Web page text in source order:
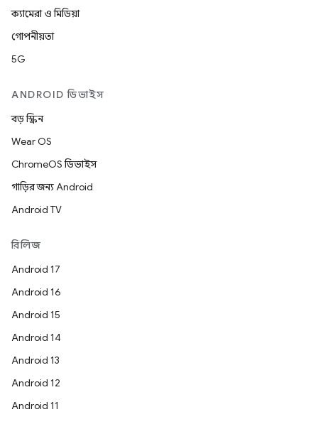
ক্যামেরা ও মিডিয়া
গোপনীয়তা
5G
ANDROID ডিভাইস
বড় স্ক্রিন
Wear OS
ChromeOS ডিভাইস
গাড়ির জন্য Android
Android TV
রিলিজ
Android 17
Android 16
Android 15
Android 14
Android 13
Android 12
Android 11